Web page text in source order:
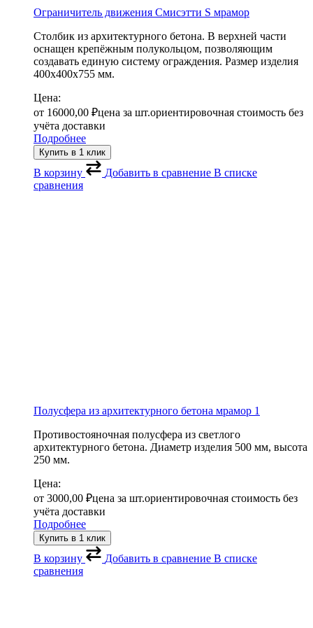
Ограничитель движения Смисэтти S мрамор
Столбик из архитектурного бетона. В верхней части
оснащен крепёжным полукольцом, позволяющим
создавать единую систему ограждения. Размер изделия
400х400х755 мм.
Цена:
от 16000,00 ₽цена за шт.ориентировочная стоимость без
учёта доставки
Подробнее
Купить в 1 клик
В корзину Добавить в сравнение В списке
сравнения
Полусфера из архитектурного бетона мрамор 1
Противостояночная полусфера из светлого
архитектурного бетона. Диаметр изделия 500 мм, высота
250 мм.
Цена:
от 3000,00 ₽цена за шт.ориентировочная стоимость без
учёта доставки
Подробнее
Купить в 1 клик
В корзину Добавить в сравнение В списке
сравнения